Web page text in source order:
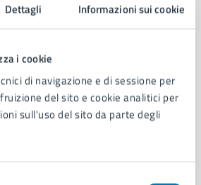
Dettagli Informazioni sui cookie
i cookie
di navigazione e di sessione per
del sito e cookie analitici per
sull'uso del sito da parte degli